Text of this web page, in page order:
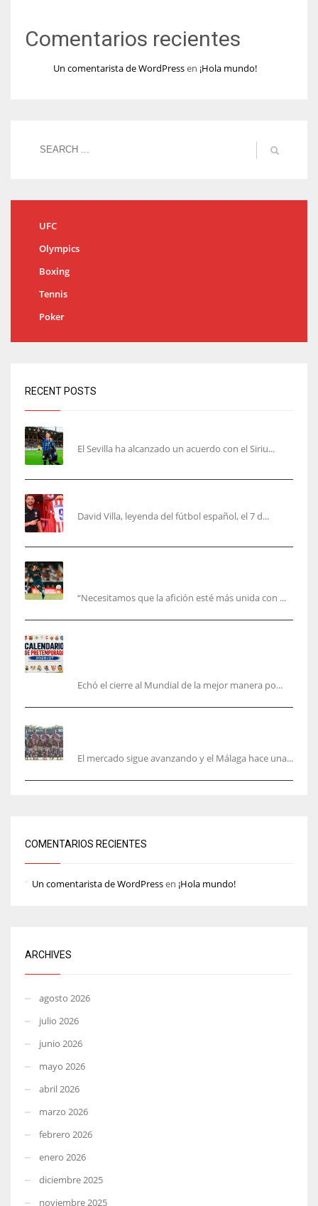
Comentarios recientes
Un comentarista de WordPressen ¡Hola mundo!
UFC
Olympics
Boxing
Tennis
Poker
RECENT POSTS
El Sevilla ha alcanzado un acuerdo con el Siriu...
David Villa, leyenda del fútbol español, el 7 d...
“Necesitamos que la afición esté más unida con ...
Echó el cierre al Mundial de la mejor manera po...
El mercado sigue avanzando y el Málaga hace una...
COMENTARIOS RECIENTES
Un comentarista de WordPressen ¡Hola mundo!
ARCHIVES
agosto 2026
julio 2026
junio 2026
mayo 2026
abril 2026
marzo 2026
febrero 2026
enero 2026
diciembre 2025
noviembre 2025